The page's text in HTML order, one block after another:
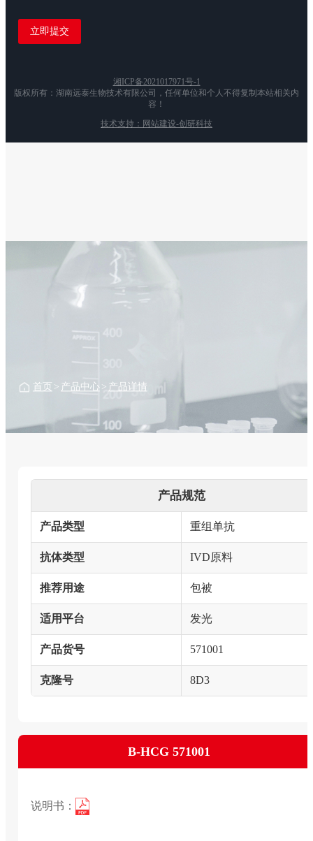
湘ICP备2021017971号-1
版权所有：湖南远泰生物技术有限公司，任何单位和个人不得复制本站相关内
容！
技术支持：网站建设-创研科技
首页 > 产品中心 > 产品详情
产品规范
产品类型 重组单抗
抗体类型 IVD原料
推荐用途 包被
适用平台 发光
产品货号 571001
克隆号 8D3
Β-HCG 571001
说明书：